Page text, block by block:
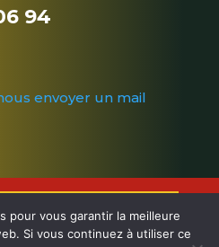
94
envoyer un mail
cloverconseil.fr –
pour vous garantir la meilleure
Si vous continuez à utiliser ce